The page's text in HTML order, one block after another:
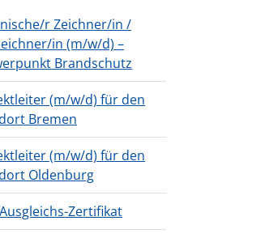
r Zeichner/in /
in (m/w/d) –
Brandschutz
(m/w/d) für den
Bremen
(m/w/d) für den
Oldenburg
Zertifikat